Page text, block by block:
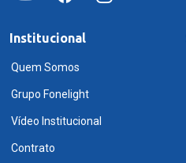
Institucional
Quem Somos
Grupo Fonelight
Vídeo Institucional
Contrato